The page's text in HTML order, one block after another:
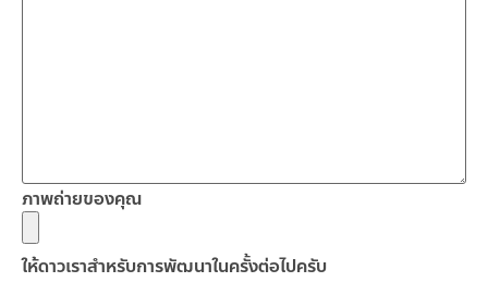
ภาพถ่ายของคุณ
ให้ดาวเราสำหรับการพัฒนาในครั้งต่อไปครับ